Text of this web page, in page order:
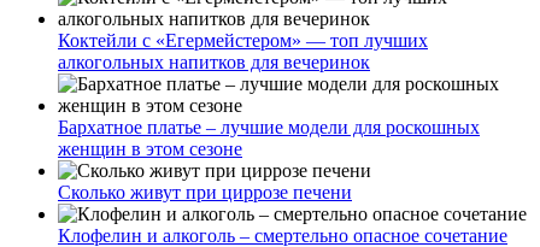
Коктейли с «Егермейстером» — топ лучших
алкогольных напитков для вечеринок
Бархатное платье – лучшие модели для роскошных
женщин в этом сезоне
Сколько живут при циррозе печени
Клофелин и алкоголь – смертельно опасное сочетание